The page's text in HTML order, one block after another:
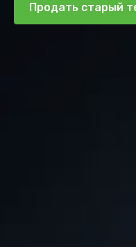
Продать старый